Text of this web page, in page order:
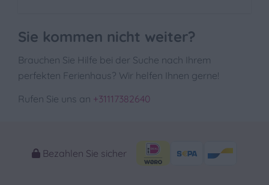
Sie kommen nicht weiter?
Brauchen Sie Hilfe bei der Suche nach Ihrem
perfekten Ferienhaus? Wir helfen Ihnen gerne!
Rufen Sie uns an +31117382640
Bezahlen Sie sicher